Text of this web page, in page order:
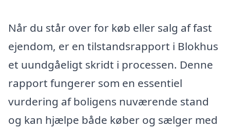
Når du står over for køb eller salg af fast
ejendom, er en tilstandsrapport i Blokhus
et uundgåeligt skridt i processen. Denne
rapport fungerer som en essentiel
vurdering af boligens nuværende stand
og kan hjælpe både køber og sælger med